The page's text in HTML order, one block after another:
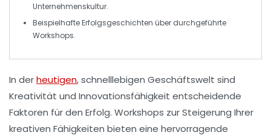
Unternehmenskultur.
BeispielhafteErfolgsgeschichten über durchgeführte
Workshops.
In derheutigen, schnelllebigen Geschäftswelt sind
Kreativität und Innovationsfähigkeit entscheidende
Faktoren für den Erfolg. Workshops zur Steigerung Ihrer
kreativen Fähigkeiten bieten eine hervorragende